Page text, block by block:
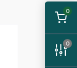
0
0